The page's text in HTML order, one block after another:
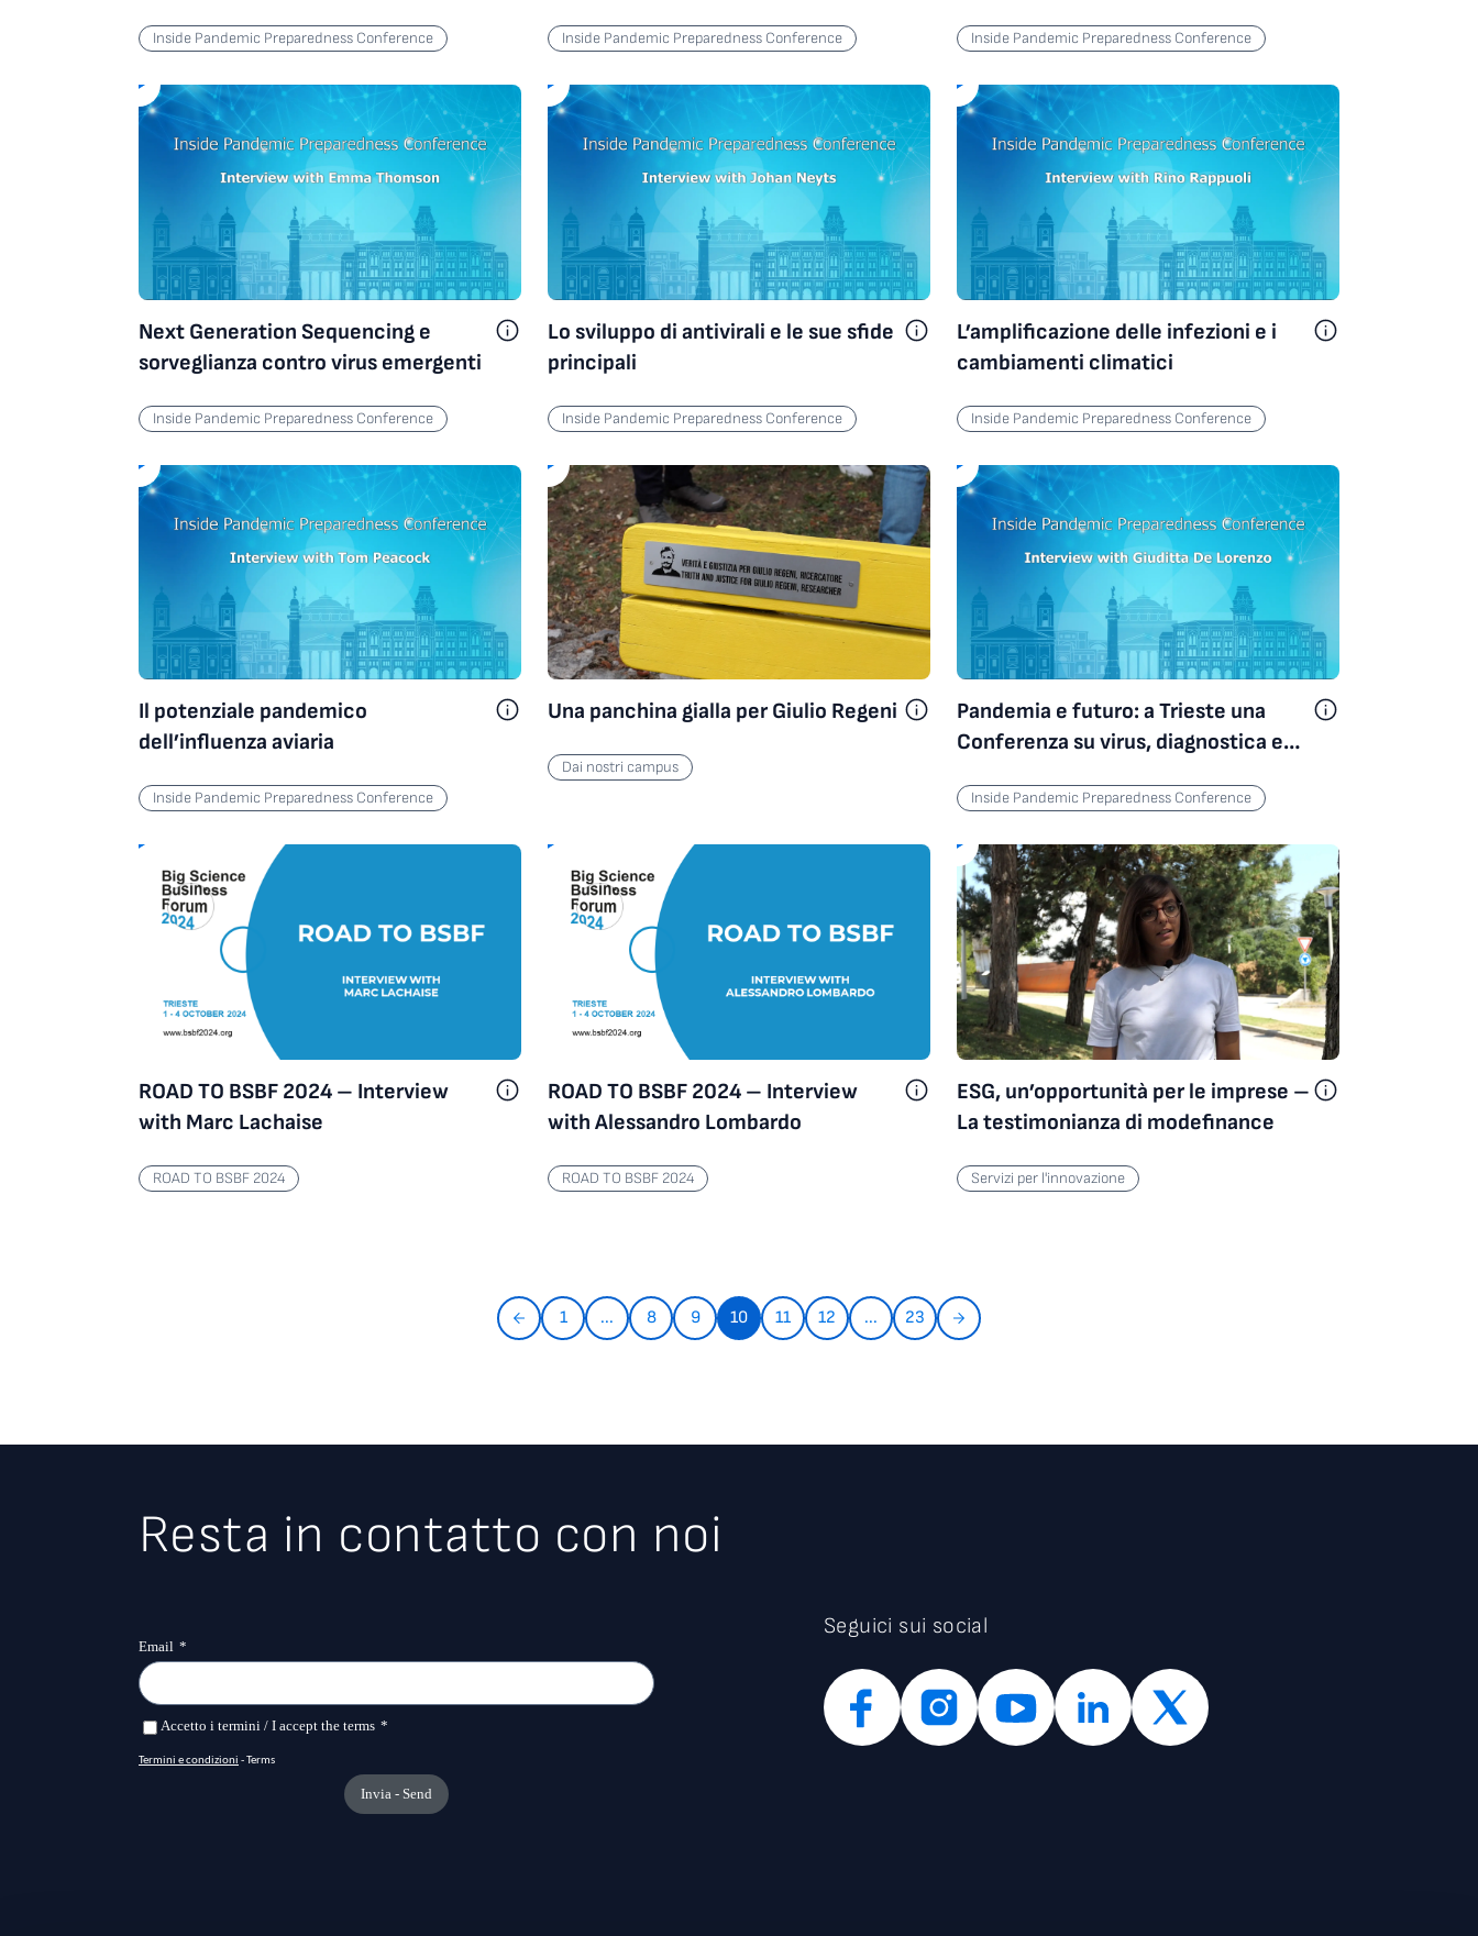
Inside Pandemic Preparedness Conference
Inside Pandemic Preparedness Conference
Inside Pandemic Preparedness Conference
Inside Pandemic Preparedness Conference
Inside Pandemic Preparedness Conference
Inside Pandemic Preparedness Conference
Next Generation Sequencing e
sorveglianza contro virus emergenti
Inside Pandemic Preparedness Conference
Lo sviluppo di antivirali e le sue sfide
principali
Inside Pandemic Preparedness Conference
Inside Pandemic Preparedness Conference
L’amplificazione delle infezioni e i
cambiamenti climatici
Inside Pandemic Preparedness Conference
Il potenziale pandemico
dell’influenza aviaria
Inside Pandemic Preparedness Conference
Inside Pandemic Preparedness Conference
Una panchina gialla per Giulio Regeni
Dai nostri campus
Pandemia e futuro: a Trieste una
Conferenza su virus, diagnostica e
Inside Pandemic Preparedness Conference
ROAD TO BSBF 2024 – Interview
with Marc Lachaise
ROAD TO BSBF 2024
ROAD TO BSBF 2024 – Interview
with Alessandro Lombardo
ROAD TO BSBF 2024
ESG, un’opportunità per le imprese –
La testimonianza di modefinance
Servizi per l'innovazione
1 ... 8 9 10 11 12 ... 23
Resta in contatto con noi
Seguici sui social